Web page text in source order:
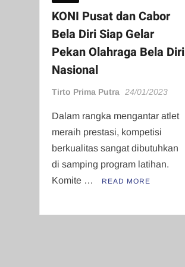
KONI Pusat dan Cabor
Bela Diri Siap Gelar
Pekan Olahraga Bela Diri
Nasional
Tirto Prima Putra 24/01/2023
Dalam rangka mengantar atlet
meraih prestasi, kompetisi
berkualitas sangat dibutuhkan
di samping program latihan.
Komite …
READ MORE